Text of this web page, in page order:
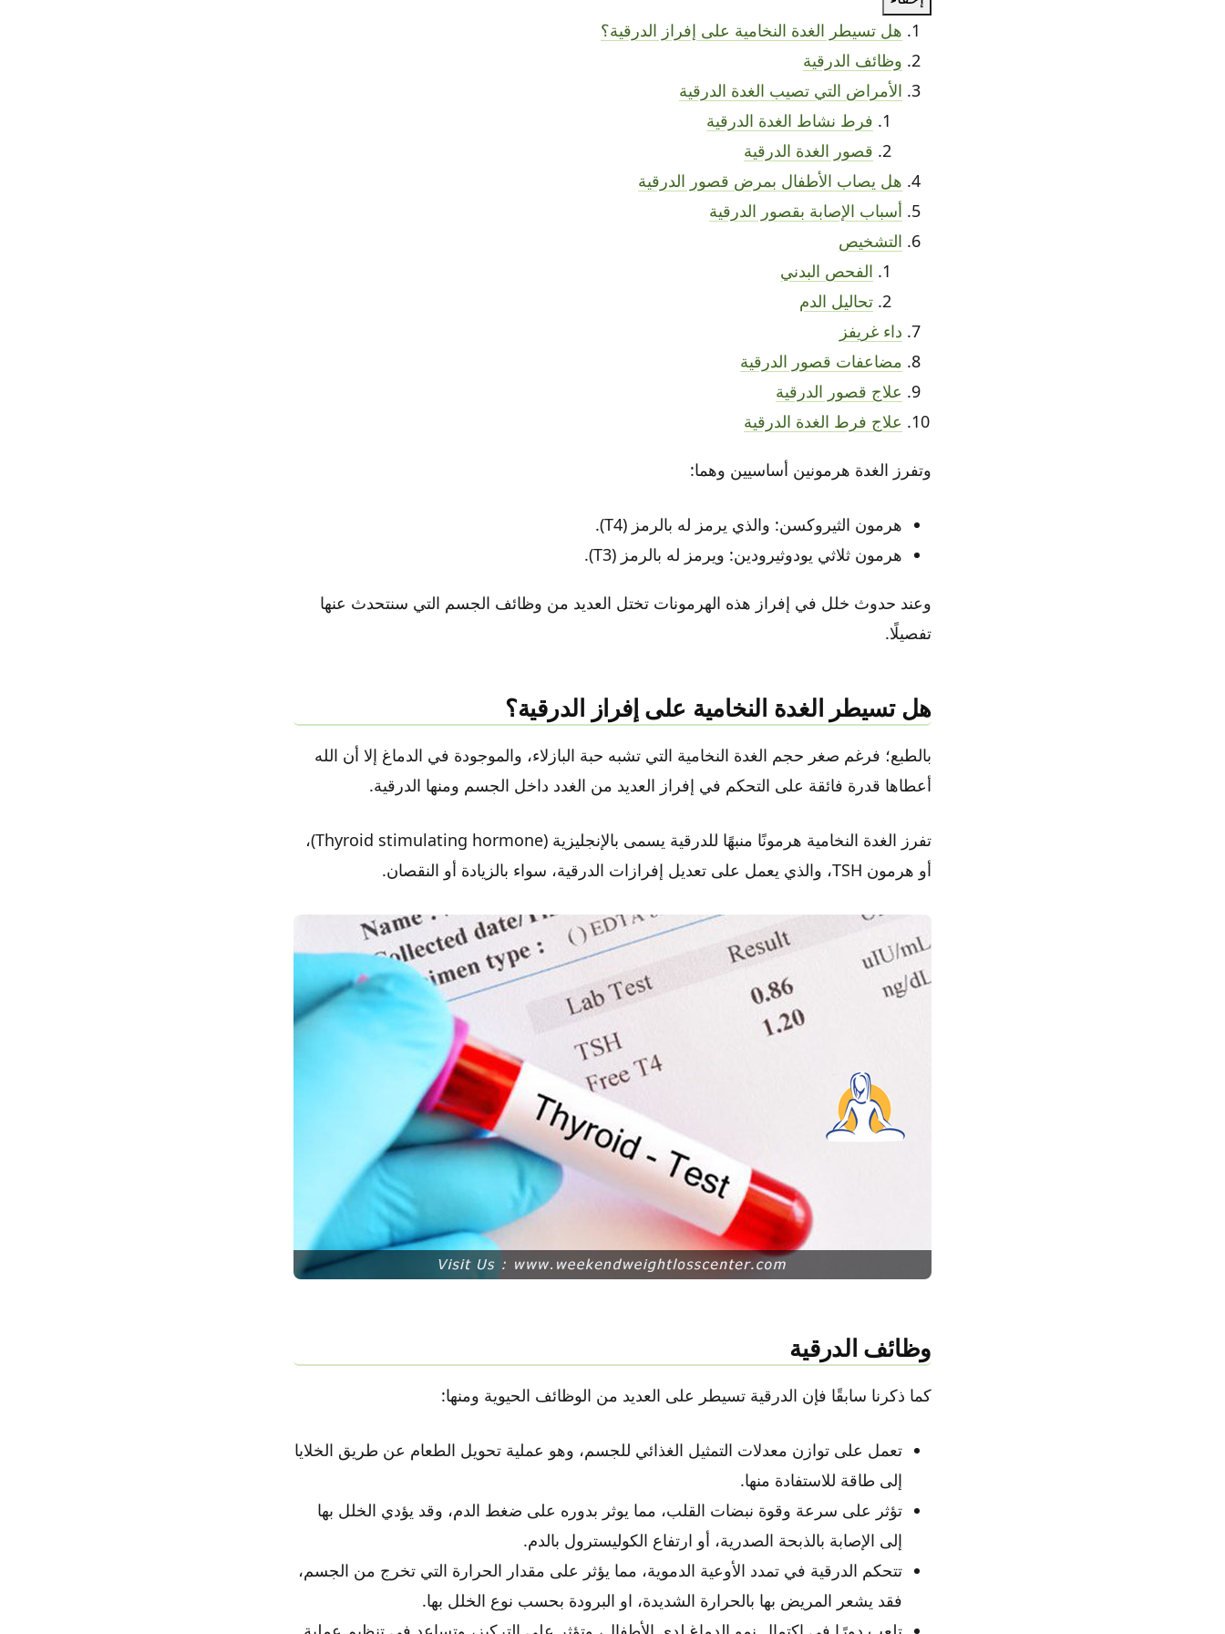
هل تسيطر الغدة النخامية على إفراز الدرقية؟
وظائف الدرقية
الأمراض التي تصيب الغدة الدرقية
فرط نشاط الغدة الدرقية
قصور الغدة الدرقية
هل يصاب الأطفال بمرض قصور الدرقية
أسباب الإصابة بقصور الدرقية
التشخيص
الفحص البدني
تحاليل الدم
داء غريفز
مضاعفات قصور الدرقية
علاج قصور الدرقية
علاج فرط الغدة الدرقية
وتفرز الغدة هرمونين أساسيين وهما:
هرمون الثيروكسن: والذي يرمز له بالرمز (T4).
هرمون ثلاثي يودوثيرودين: ويرمز له بالرمز (T3).
وعند حدوث خلل في إفراز هذه الهرمونات تختل العديد من وظائف الجسم التي سنتحدث عنها
تفصيلًا.
هل تسيطر الغدة النخامية على إفراز الدرقية؟
بالطبع؛ فرغم صغر حجم الغدة النخامية التي تشبه حبة البازلاء، والموجودة في الدماغ إلا أن الله
أعطاها قدرة فائقة على التحكم في إفراز العديد من الغدد داخل الجسم ومنها الدرقية.
تفرز الغدة النخامية هرمونًا منبهًا للدرقية يسمى بالإنجليزية (Thyroid stimulating hormone)،
أو هرمون TSH، والذي يعمل على تعديل إفرازات الدرقية، سواء بالزيادة أو النقصان.
وظائف الدرقية
كما ذكرنا سابقًا فإن الدرقية تسيطر على العديد من الوظائف الحيوية ومنها:
تعمل على توازن معدلات التمثيل الغذائي للجسم، وهو عملية تحويل الطعام عن طريق الخلايا
إلى طاقة للاستفادة منها.
تؤثر على سرعة وقوة نبضات القلب، مما يوثر بدوره على ضغط الدم، وقد يؤدي الخلل بها
إلى الإصابة بالذبحة الصدرية، أو ارتفاع الكوليسترول بالدم.
تتحكم الدرقية في تمدد الأوعية الدموية، مما يؤثر على مقدار الحرارة التي تخرج من الجسم،
فقد يشعر المريض بها بالحرارة الشديدة، او البرودة بحسب نوع الخلل بها.